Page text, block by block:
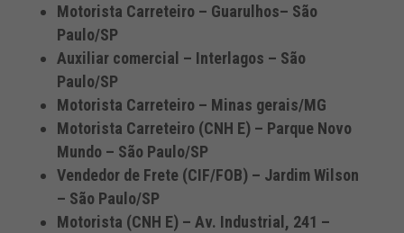
Motorista Carreteiro – Guarulhos– São
Paulo/SP
Auxiliar comercial – Interlagos – São
Paulo/SP
Motorista Carreteiro – Minas gerais/MG
Motorista Carreteiro (CNH E) – Parque Novo
Mundo – São Paulo/SP
Vendedor de Frete (CIF/FOB) – Jardim Wilson
– São Paulo/SP
Motorista (CNH E) – Av. Industrial, 241 –